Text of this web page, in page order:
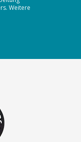
Weitere